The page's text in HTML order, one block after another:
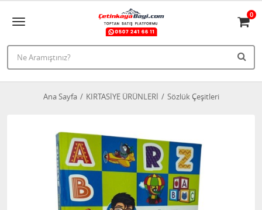
0
Ana Sayfa KIRTASİYE ÜRÜNLERİ Sözlük Çeşitleri